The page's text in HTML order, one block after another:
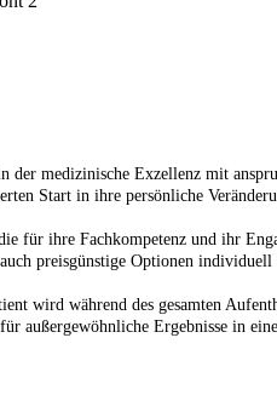
medizinische Exzellenz mit
Start in ihre persönliche
für ihre Fachkompetenz und ihr
preisgünstige Optionen individuell
wird während des gesamten
Ergebnisse in